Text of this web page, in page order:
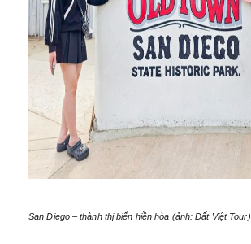
San Diego – thành thị biển hiền hòa (ảnh: Đất Việt Tour)